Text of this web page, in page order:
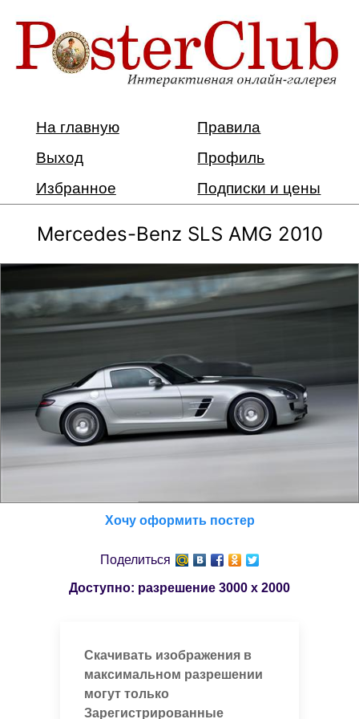
На главную
Правила
Выход
Профиль
Избранное
Подписки и цены
Mercedes-Benz SLS AMG 2010
Хочу оформить постер
Поделиться
Доступно: разрешение 3000 x 2000
Скачивать изображения в
максимальном разрешении
могут только
Зарегистрированные